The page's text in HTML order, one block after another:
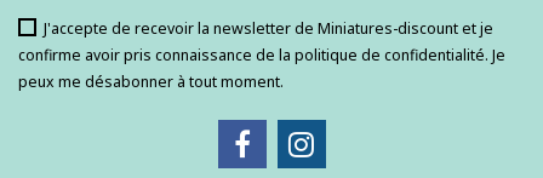
J'accepte de recevoir la newsletter de Miniatures-discount et je
confirme avoir pris connaissance de la politique de confidentialité. Je
peux me désabonner à tout moment.